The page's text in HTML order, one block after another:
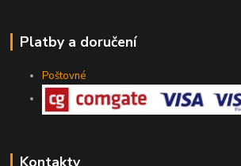
Platby a doručení
Poštovné
Kontakty